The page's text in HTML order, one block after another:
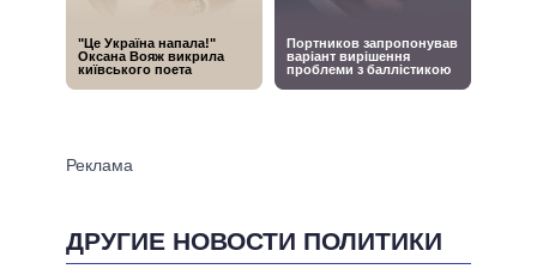
ДРУГИЕ НОВОСТИ ПОЛИТИКИ